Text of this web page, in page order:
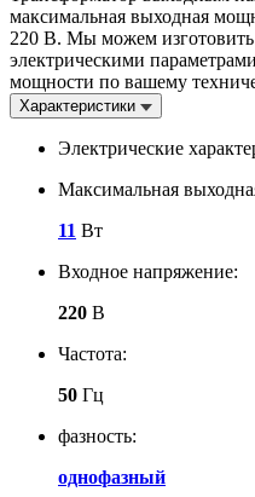
максимальная выходная
220 В. Мы можем
электрическими
мощности по вашему
Характеристики
Электрические
Максимальная
11 Вт
Входное напряжение:
220 В
Частота:
50 Гц
фазность:
однофазный